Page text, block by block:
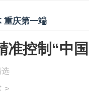
重庆第一端
准控制“中
>